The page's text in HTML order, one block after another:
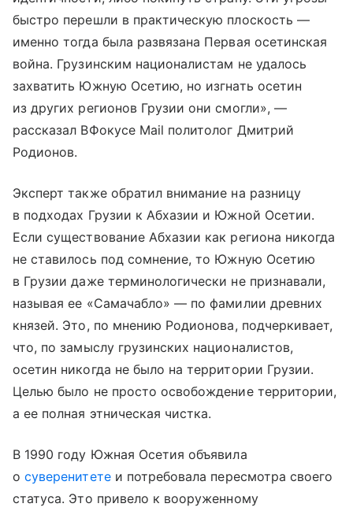
быстро перешли в практическую плоскость —
именно тогда была развязана Первая осетинская
война. Грузинским националистам не удалось
захватить Южную Осетию, но изгнать осетин
из других регионов Грузии они смогли», —
рассказал ВФокусе Mail политолог Дмитрий
Родионов.
Эксперт также обратил внимание на разницу
в подходах Грузии к Абхазии и Южной Осетии.
Если существование Абхазии как региона никогда
не ставилось под сомнение, то Южную Осетию
в Грузии даже терминологически не признавали,
называя ее «Самачабло» — по фамилии древних
князей. Это, по мнению Родионова, подчеркивает,
что, по замыслу грузинских националистов,
осетин никогда не было на территории Грузии.
Целью было не просто освобождение территории,
а ее полная этническая чистка.
В 1990 году Южная Осетия объявила
осуверенитетеи потребовала пересмотра своего
статуса. Это привело к вооруженному